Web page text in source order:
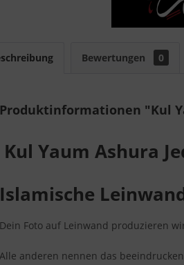
Bewertungen 0
Produktinformationen "Kul
Kul Yaum Ashura
Islamische
Dein Foto auf Leinwand produzieren
Alle anderen nennen das